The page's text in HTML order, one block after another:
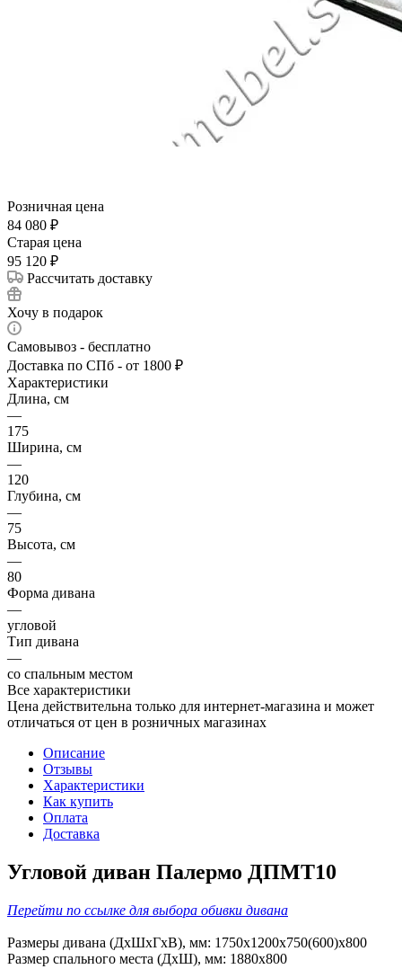
Розничная цена
84 080 ₽
Cтарая цена
95 120 ₽
Рассчитать доставку
Хочу в подарок
Самовывоз - бесплатно
Доставка по СПб - от 1800 ₽
Характеристики
Длина, см
—
175
Ширина, см
—
120
Глубина, см
—
75
Высота, см
—
80
Форма дивана
—
угловой
Тип дивана
—
со спальным местом
Все характеристики
Цена действительна только для интернет-магазина и может
отличаться от цен в розничных магазинах
Описание
Отзывы
Характеристики
Как купить
Оплата
Доставка
Угловой диван Палермо ДПМТ10
Перейти по ссылке для выбора обивки дивана
Размеры дивана (ДхШхГхВ), мм: 1750х1200х750(600)х800
Размер спального места (ДхШ), мм: 1880х800